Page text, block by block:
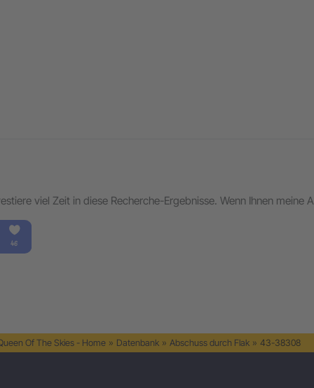
viel Zeit in diese Recherche-Ergebnisse. Wenn Ihnen
Of The Skies - Home » Datenbank » Abschuss durch Flak » 43-38308